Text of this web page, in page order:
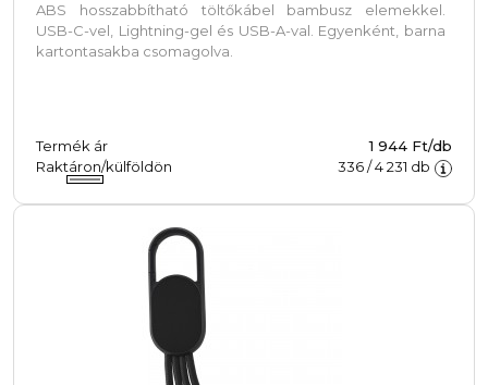
ABS hosszabbítható töltőkábel bambusz elemekkel.
USB-C-vel, Lightning-gel és USB-A-val. Egyenként, barna
kartontasakba csomagolva.
Termék ár
1 944 Ft/db
Raktáron/külföldön
336/4 231 db